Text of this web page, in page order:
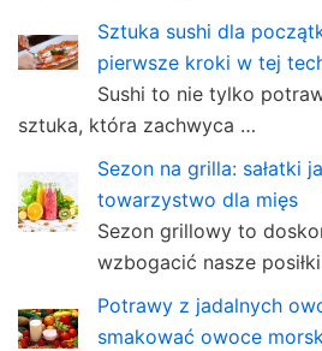
Sztuka sushi dla
pierwsze kroki w tej
Sushi to nie tylko
sztuka, która zachwyca …
Sezon na grilla: sałatki
towarzystwo dla mięs
Sezon grillowy to
wzbogacić nasze
Potrawy z jadalnych
smakować owoce